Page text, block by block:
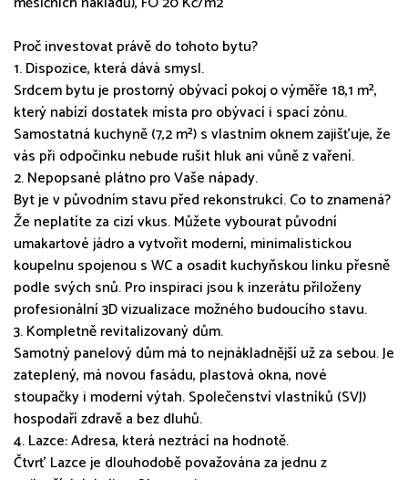
Proč investovat právě do tohoto bytu?
1. Dispozice, která dává smysl.
Srdcem bytu je prostorný obývací pokoj o výměře 18,1 m²,
který nabízí dostatek místa pro obývací i spací zónu.
Samostatná kuchyně (7,2 m²) s vlastním oknem zajišťuje, že
vás při odpočinku nebude rušit hluk ani vůně z vaření.
2. Nepopsané plátno pro Vaše nápady.
Byt je v původním stavu před rekonstrukcí. Co to znamená?
Že neplatíte za cizí vkus. Můžete vybourat původní
umakartové jádro a vytvořit moderní, minimalistickou
koupelnu spojenou s WC a osadit kuchyňskou linku přesně
podle svých snů. Pro inspiraci jsou k inzerátu přiloženy
profesionální 3D vizualizace možného budoucího stavu.
3. Kompletně revitalizovaný dům.
Samotný panelový dům má to nejnákladnější už za sebou. Je
zateplený, má novou fasádu, plastová okna, nové
stoupačky i moderní výtah. Společenství vlastníků (SVJ)
hospodaří zdravě a bez dluhů.
4. Lazce: Adresa, která neztrácí na hodnotě.
Čtvrť Lazce je dlouhodobě považována za jednu z